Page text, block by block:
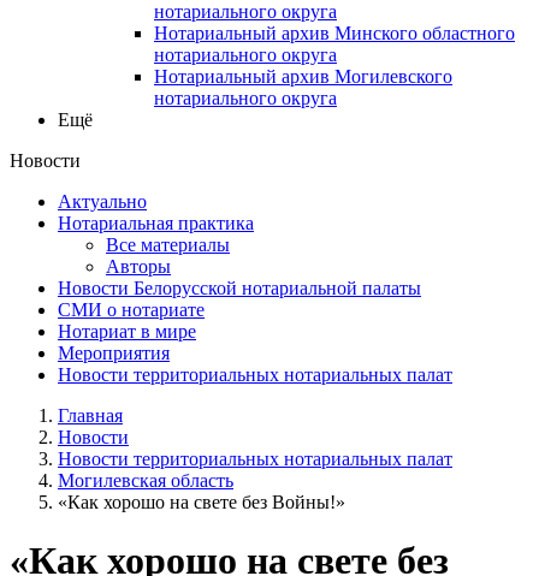
нотариального округа
Нотариальный архив Минского областного
нотариального округа
Нотариальный архив Могилевского
нотариального округа
Ещё
Новости
Актуально
Нотариальная практика
Все материалы
Авторы
Новости Белорусской нотариальной палаты
СМИ о нотариате
Нотариат в мире
Мероприятия
Новости территориальных нотариальных палат
Главная
Новости
Новости территориальных нотариальных палат
Могилевская область
«Как хорошо на свете без Войны!»
«Как хорошо на свете без